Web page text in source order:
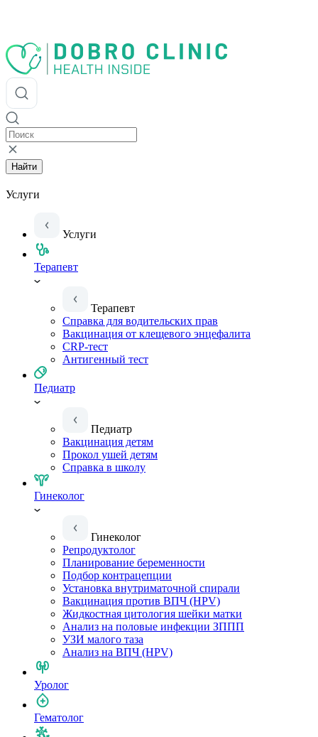
Найти
Услуги
Услуги
Терапевт
Терапевт
Справка для водительских прав
Вакцинация от клещевого энцефалита
CRP-тест
Антигенный тест
Педиатр
Педиатр
Вакцинация детям
Прокол ушей детям
Справка в школу
Гинеколог
Гинеколог
Репродуктолог
Планирование беременности
Подбор контрацепции
Установка внутриматочной спирали
Вакцинация против ВПЧ (HPV)
Жидкостная цитология шейки матки
Анализ на половые инфекции ЗППП
УЗИ малого таза
Анализ на ВПЧ (HPV)
Уролог
Гематолог